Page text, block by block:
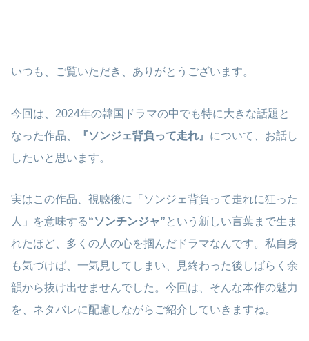
いつも、ご覧いただき、ありがとうございます。
今回は、2024年の韓国ドラマの中でも特に大きな話題と
なった作品、
『ソンジェ背負って走れ』 について、お話し
したいと思います。
実はこの作品、視聴後に「ソンジェ背負って走れに狂った
人」を意味する“ソンチンジャ” という新しい言葉まで生ま
れたほど、多くの人の心を掴んだドラマなんです。私自身
も気づけば、一気見してしまい、見終わった後しばらく余
韻から抜け出せませんでした。今回は、そんな本作の魅力
を、ネタバレに配慮しながらご紹介していきますね。